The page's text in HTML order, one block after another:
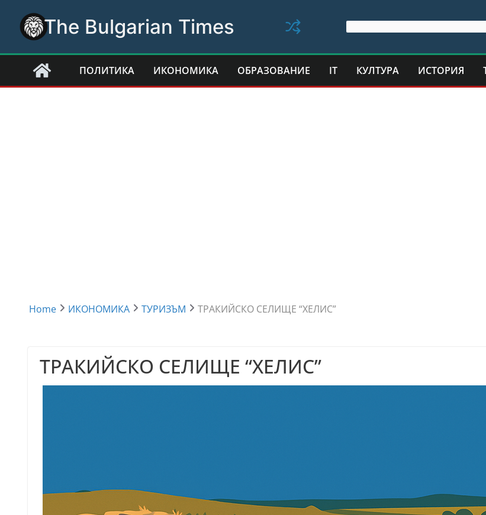
content
The Bulgarian Times
ПОЛИТИКА ИКОНОМИКА ОБРАЗОВАНИЕ IT КУЛТУРА ИСТОРИЯ
Home ИКОНОМИКА ТУРИЗЪМ ТРАКИЙСКО СЕЛИЩЕ “ХЕЛИС”
ТРАКИЙСКО СЕЛИЩЕ “ХЕЛИС”